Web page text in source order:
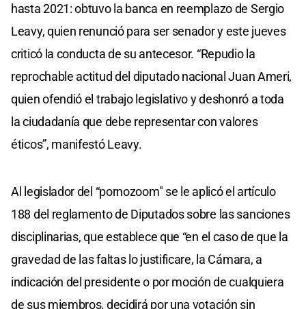
hasta 2021: obtuvo la banca en reemplazo de Sergio
Leavy, quien renunció para ser senador y este jueves
criticó la conducta de su antecesor. “Repudio la
reprochable actitud del diputado nacional Juan Ameri,
quien ofendió el trabajo legislativo y deshonró a toda
la ciudadanía que debe representar con valores
éticos”, manifestó Leavy.
Al legislador del “pornozoom" se le aplicó el artículo
188 del reglamento de Diputados sobre las sanciones
disciplinarias, que establece que “en el caso de que la
gravedad de las faltas lo justificare, la Cámara, a
indicación del presidente o por moción de cualquiera
de sus miembros, decidirá por una votación sin